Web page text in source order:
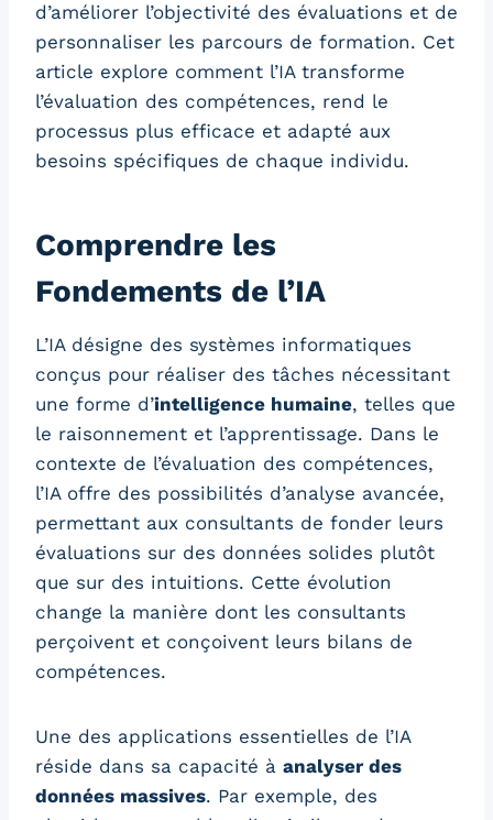
d’améliorer l’objectivité des évaluations et de
personnaliser les parcours de formation. Cet
article explore comment l’IA transforme
l’évaluation des compétences, rend le
processus plus efficace et adapté aux
besoins spécifiques de chaque individu.
Comprendre les
Fondements de l’IA
L’IA désigne des systèmes informatiques
conçus pour réaliser des tâches nécessitant
une forme d’intelligence humaine, telles que
le raisonnement et l’apprentissage. Dans le
contexte de l’évaluation des compétences,
l’IA offre des possibilités d’analyse avancée,
permettant aux consultants de fonder leurs
évaluations sur des données solides plutôt
que sur des intuitions. Cette évolution
change la manière dont les consultants
perçoivent et conçoivent leurs bilans de
compétences.
Une des applications essentielles de l’IA
réside dans sa capacité à analyser des
données massives. Par exemple, des